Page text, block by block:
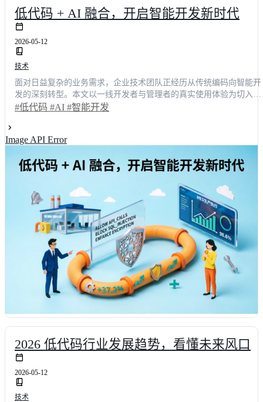
低代码 + AI 融合，开启智能开发新时代
2026-05-12
技术
面对日益复杂的业务需求，企业技术团队正经历从传统编码向智能开
发的深刻转型。本文以一线开发者与管理者的真实使用体验为切入
点，深度剖析低代码平台如何借助AI大模型重构应用构建流程。通过
责人，都能从中获取可落地的选型策略与效能提升路径，轻松驾驭下
#低代码 #AI #智能开发
Image API Error
2026 低代码行业发展趋势，看懂未来风口
2026-05-12
技术